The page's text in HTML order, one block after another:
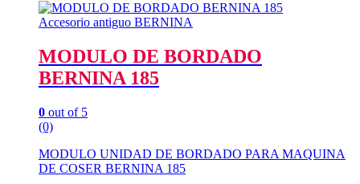
Accesorio antiguo BERNINA
MODULO DE BORDADO
BERNINA 185
0 out of 5
(0)
MODULO UNIDAD DE BORDADO PARA MAQUINA
DE COSER BERNINA 185